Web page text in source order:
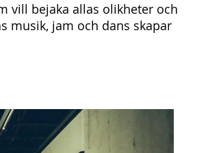
vill bejaka allas olikheter och
musik, jam och dans skapar